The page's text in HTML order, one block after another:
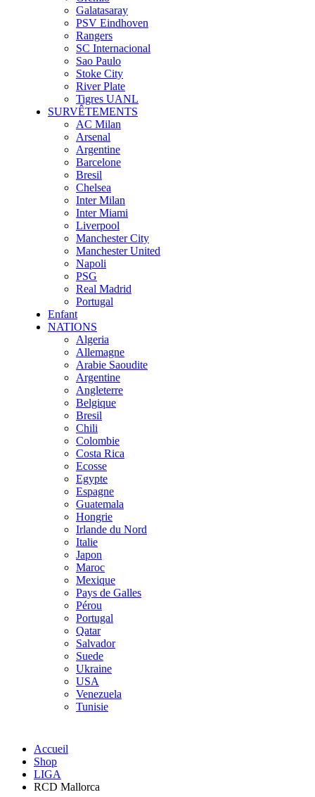
Galatasaray
PSV Eindhoven
Rangers
SC Internacional
Sao Paulo
Stoke City
River Plate
Tigres UANL
SURVÊTEMENTS
AC Milan
Arsenal
Argentine
Barcelone
Bresil
Chelsea
Inter Milan
Inter Miami
Liverpool
Manchester City
Manchester United
Napoli
PSG
Real Madrid
Portugal
Enfant
NATIONS
Algeria
Allemagne
Arabie Saoudite
Argentine
Angleterre
Belgique
Bresil
Chili
Colombie
Costa Rica
Ecosse
Egypte
Espagne
Guatemala
Hongrie
Irlande du Nord
Italie
Japon
Maroc
Mexique
Pays de Galles
Pérou
Portugal
Qatar
Salvador
Suede
Ukraine
USA
Venezuela
Tunisie
Accueil
Shop
LIGA
RCD Mallorca